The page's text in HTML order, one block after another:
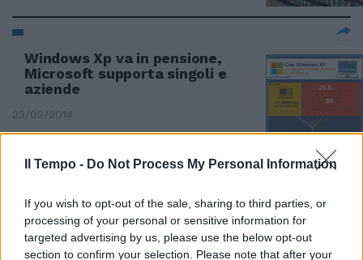
Il Tempo - Do Not Process My Personal Information
If you wish to opt-out of the sale, sharing to third parties, or
processing of your personal or sensitive information for
targeted advertising by us, please use the below opt-out
section to confirm your selection. Please note that after your
Windows Xp va in pensione,
Microsoft supporta singoli e
aziende
23/02/2014
web il nuovo update
23/02/2014